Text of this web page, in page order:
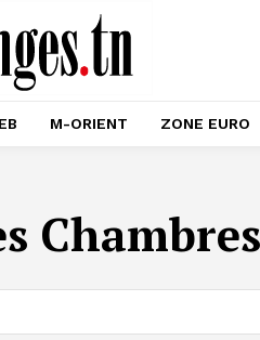
M-ORIENT ZONE EURO